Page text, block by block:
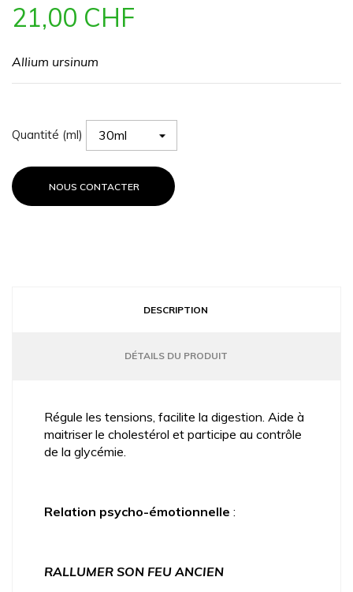
21,00 CHF
Allium ursinum
Quantité (ml)
NOUS CONTACTER
DESCRIPTION
DÉTAILS DU PRODUIT
Régule les tensions, facilite la digestion. Aide à
maitriser le cholestérol et participe au contrôle
de la glycémie.
Relation psycho-émotionnelle :
RALLUMER SON FEU ANCIEN